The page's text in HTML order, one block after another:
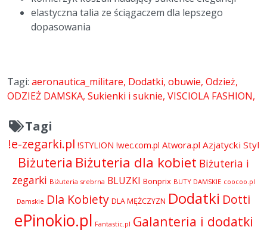
elastyczna talia ze ściągaczem dla lepszego
dopasowania
Tagi: aeronautica_militare Dodatki obuwie Odzież
ODZIEŻ DAMSKA Sukienki i suknie VISCIOLA FASHION
Tagi
!e-zegarki.pl !STYLION !wec.com.pl Atwora.pl Azjatycki Styl
Biżuteria Biżuteria dla kobiet Biżuteria i
zegarki Biżuteria srebrna BLUZKI Bonprix BUTY DAMSKIE coocoo.pl
Damskie Dla Kobiety DLA MĘŻCZYZN Dodatki Dotti
ePinokio.pl Fantastic.pl Galanteria i dodatki